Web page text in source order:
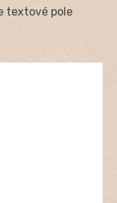
textové pole